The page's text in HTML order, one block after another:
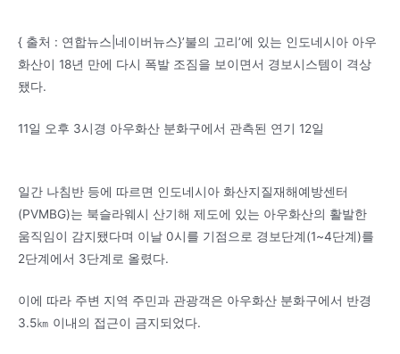
{ 출처 : 연합뉴스|네이버뉴스}’불의 고리’에 있는 인도네시아 아우
화산이 18년 만에 다시 폭발 조짐을 보이면서 경보시스템이 격상
됐다.
11일 오후 3시경 아우화산 분화구에서 관측된 연기 12일
일간 나침반 등에 따르면 인도네시아 화산지질재해예방센터
(PVMBG)는 북슬라웨시 산기해 제도에 있는 아우화산의 활발한
움직임이 감지됐다며 이날 0시를 기점으로 경보단계(1~4단계)를
2단계에서 3단계로 올렸다.
이에 따라 주변 지역 주민과 관광객은 아우화산 분화구에서 반경
3.5㎞ 이내의 접근이 금지되었다.